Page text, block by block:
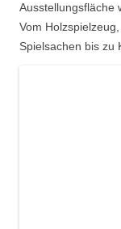
Ausstellungsfläche
Vom
Spielsachen bis zu